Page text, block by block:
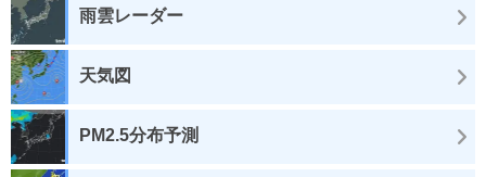
雨雲レーダー
天気図
PM2.5分布予測